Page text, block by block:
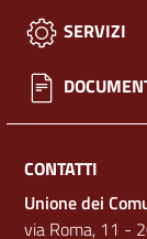
SERVIZI
CONTATTI
Unione dei
via Roma, 11 -